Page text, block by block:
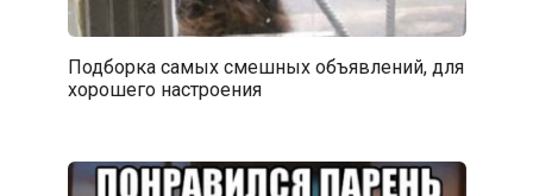
Подборка самых смешных объявлений, для
хорошего настроения